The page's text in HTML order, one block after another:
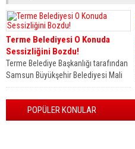
Terme Belediyesi O Konuda
Sessizliğini Bozdu!
Terme Belediye Başkanlığı tarafından
Samsun Büyükşehir Belediyesi Mali
Hizmetler Daire Başkanı B.K’nın
tutuklanmasının ardından
sessizliğini...
POPÜLER KONULAR